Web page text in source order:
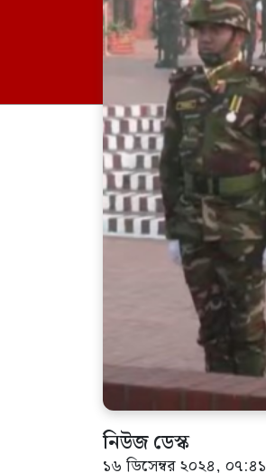
নিউজ ডেস্ক
১৬ ডিসেম্বর ২০২৪, ০৭:৪১